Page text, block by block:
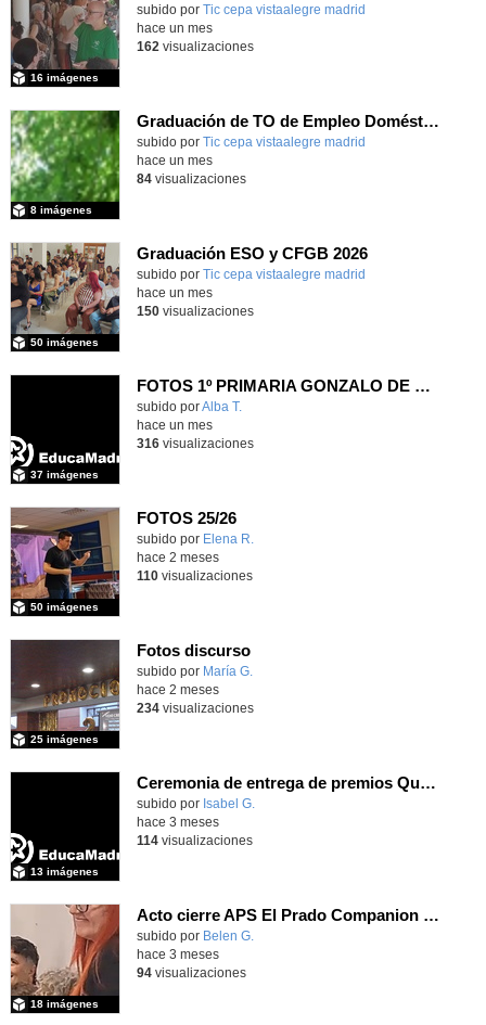
subido por Tic cepa vistaalegre madrid
16 imágenes
hace un mes
162 visualizaciones
Graduación de TO de Empleo Doméstico
subido por Tic cepa vistaalegre madrid
8 imágenes
hace un mes
84visualizaciones
Graduación ESO y CFGB 2026
subido por Tic cepa vistaalegre madrid
50 imágenes
hace un mes
150visualizaciones
FOTOS 1º PRIMARIA GONZALO DE BERCEO
subido porAlba T.
37 imágenes
hace un mes
316visualizaciones
FOTOS 25/26
Contenido educativo.
subido por Elena R.
50 imágenes
hace 2 meses
110visualizaciones
Fotos discurso
Contenido educativo.
subido por María G.
25 imágenes
hace 2 meses
234visualizaciones
Ceremonia de entrega de premios Quizstory 2026
subido por Isabel G.
13 imágenes
hace 3 meses
114visualizaciones
Acto cierre APS El Prado Companion - Galería de imágenes
subido por Belen G.
18 imágenes
hace 3 meses
94visualizaciones